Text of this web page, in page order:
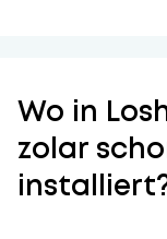
Wo in
zolar